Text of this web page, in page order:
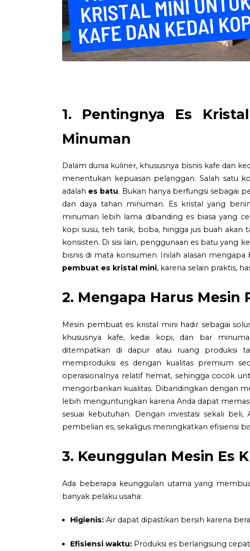
1. Pentingnya Es
Minuman
Dalam dunia kuliner, khususnya bisnis kafe dan
menentukan kepuasan pelanggan. Salah satu
adalah es batu. Bukan hanya berfungsi sebagai
dan daya tahan minuman. Es kristal yang
minuman lebih lama dibanding es biasa yang
kopi susu, teh tarik, boba, hingga jus buah akan
konsisten. Di sisi lain, penggunaan es batu yang
bisnis di mata konsumen. Inilah alasan
pembuat es kristal mini, karena selain praktis,
2. Mengapa Harus Mesin
Mesin pembuat es kristal mini hadir sebagai
khususnya kafe, kedai kopi, dan bar
ditempatkan di dapur atau ruang produksi
memproduksi es dengan kualitas premium
operasionalnya relatif hemat, sehingga cocok
mengorbankan kualitas. Dibandingkan dengan
lebih menguntungkan karena Anda dapat
sesuai kebutuhan. Dengan investasi sekali
pembelian es, sekaligus meningkatkan efisiensi
3. Keunggulan Mesin Es
Ada beberapa keunggulan utama yang
banyak pelaku usaha:
Higienis: Air dapat dipastikan bersih karena
Efisiensi waktu: Produksi es berlangsung